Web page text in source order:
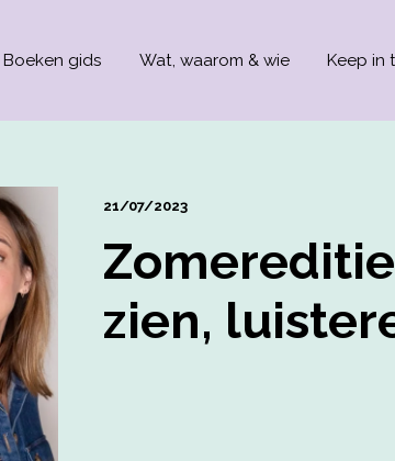
Boeken gids Wat, waarom & wie Keep in
21/07/2023
zien,